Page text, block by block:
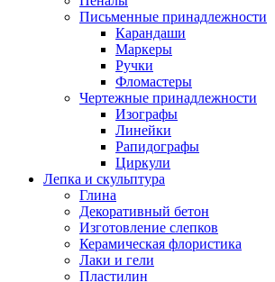
Письменные принадлежности
Карандаши
Маркеры
Ручки
Фломастеры
Чертежные принадлежности
Изографы
Линейки
Рапидографы
Циркули
Лепка и скульптура
Глина
Декоративный бетон
Изготовление слепков
Керамическая флористика
Лаки и гели
Пластилин